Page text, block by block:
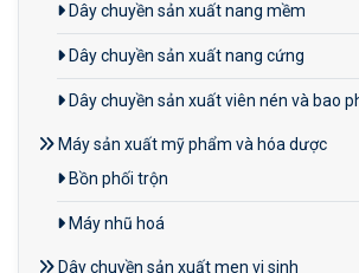
Dây chuyền sản xuất nang mềm
Dây chuyền sản xuất nang cứng
Dây chuyền sản xuất viên nén và bao
Máy sản xuất mỹ phẩm và hóa dược
Bồn phối trộn
Máy nhũ hoá
Dây chuyền sản xuất men vi sinh